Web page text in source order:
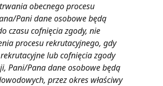
obecnego procesu
Pani dane osobowe będą
czasu cofnięcia zgody, nie
procesu rekrutacyjnego, gdy
lub cofnięcia zgody
Pani/Pana dane osobowe będą
przez okres właściwy